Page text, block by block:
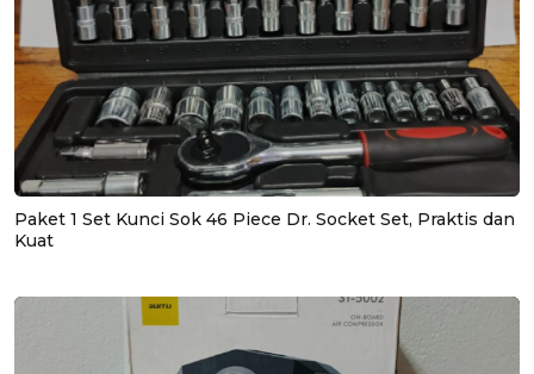
Paket 1 Set Kunci Sok 46 Piece Dr. Socket Set, Praktis dan
Kuat